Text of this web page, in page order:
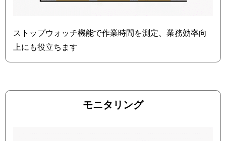
ストップウォッチ機能で作業時間を測定、業務効率向
上にも役立ちます
モニタリング